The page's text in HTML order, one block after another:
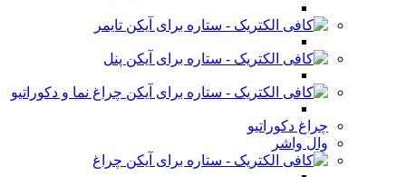
تایمر
پنل
چراغ نما و دکوراتیو
چراغ دکوراتیو
وال واشر
چراغ